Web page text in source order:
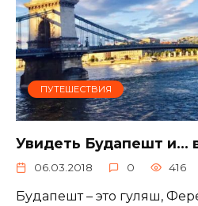
ПУТЕШЕСТВИЯ
Увидеть Будапешт и…
06.03.2018 0 416
Будапешт – это гуляш,